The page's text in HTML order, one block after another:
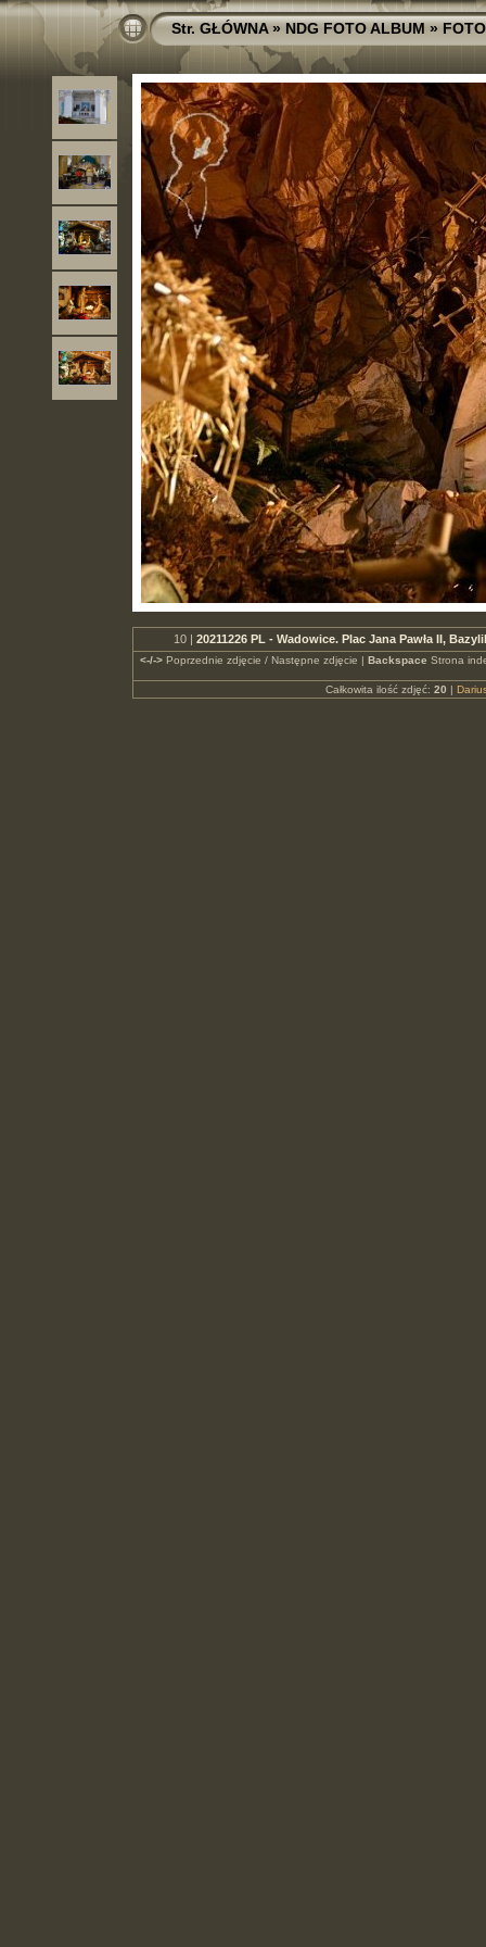
Str. GŁÓWNA»NDG FOTO ALBUM»
10 | 20211226 PL - Wadowice. Plac Jana Pawła II,
<-/->Poprzednie zdjęcie / Następne zdjęcie | Backspace Strona
Całkowita ilość zdjęć: 20 |